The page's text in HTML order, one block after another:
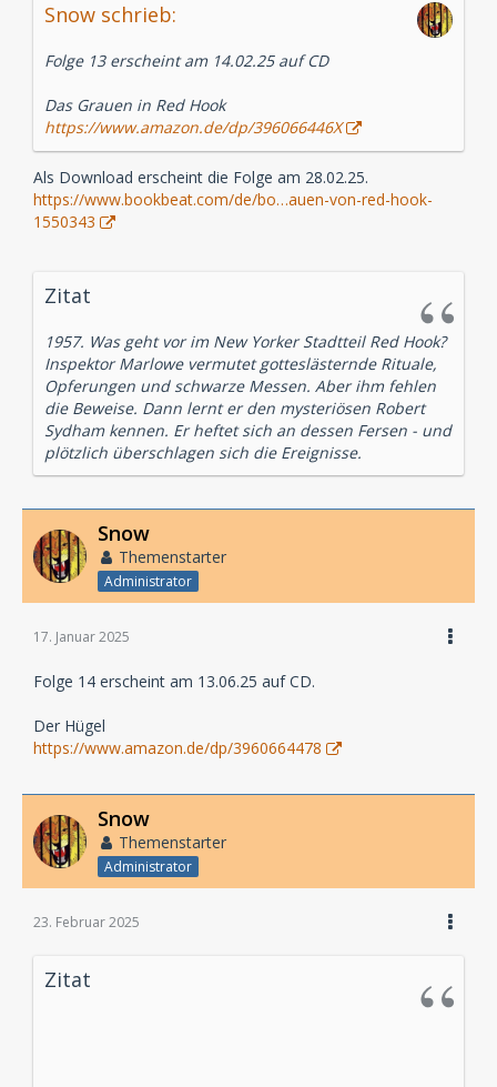
Snow schrieb:
Folge 13 erscheint am 14.02.25 auf CD
Das Grauen in Red Hook
https://www.amazon.de/dp/396066446X
Als Download erscheint die Folge am 28.02.25.
https://www.bookbeat.com/de/bo…auen-von-red-hook-
1550343
Zitat
1957. Was geht vor im New Yorker Stadtteil Red Hook?
Inspektor Marlowe vermutet gotteslästernde Rituale,
Opferungen und schwarze Messen. Aber ihm fehlen
die Beweise. Dann lernt er den mysteriösen Robert
Sydham kennen. Er heftet sich an dessen Fersen - und
plötzlich überschlagen sich die Ereignisse.
Snow
Themenstarter
Administrator
17. Januar 2025
Folge 14 erscheint am 13.06.25 auf CD.
Der Hügel
https://www.amazon.de/dp/3960664478
Snow
Themenstarter
Administrator
23. Februar 2025
Zitat